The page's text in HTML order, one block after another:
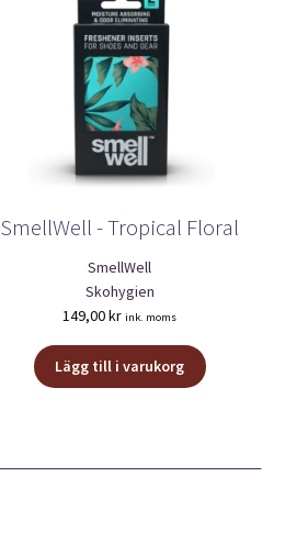
SmellWell - Tropical Floral
SmellWell
Skohygien
149,00kr ink. moms
Lägg till i varukorg